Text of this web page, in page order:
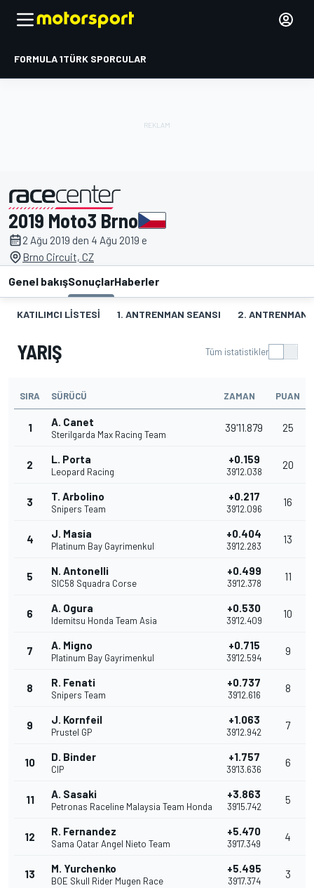
FORMULA 1TÜRK SPORCULAR
2019 Moto3 Brno
2 Ağu 2019 den 4 Ağu 2019 e
Brno Circuit, CZ
Genel bakışSonuçlarHaberler
KATILIMCI LISTESI 1. ANTRENMAN SEANSI 2. ANTRENMAN
YARIŞ Tüm istatistikler
SIRA SÜRÜCÜ ZAMAN PUAN
1 A. Canet
Sterilgarda Max Racing Team
39'11.879 25
2 L. Porta
Leopard Racing
+0.159
39'12.038
20
3 T. Arbolino
Snipers Team
+0.217
39'12.096
16
4 J. Masia
Platinum Bay Gayrimenkul
+0.404
39'12.283
13
5 N. Antonelli
SIC58 Squadra Corse
+0.499
39'12.378
11
6 A. Ogura
Idemitsu Honda Team Asia
+0.530
39'12.409
10
7 A. Migno
Platinum Bay Gayrimenkul
+0.715
39'12.594
9
8 R. Fenati
Snipers Team
+0.737
39'12.616
8
9 J. Kornfeil
Prustel GP
+1.063
39'12.942
7
10 D. Binder
CIP
+1.757
39'13.636
6
11 A. Sasaki
Petronas Raceline Malaysia Team Honda
+3.863
39'15.742
5
12 R. Fernandez
Sama Qatar Angel Nieto Team
+5.470
39'17.349
4
13 M. Yurchenko
BOE Skull Rider Mugen Race
+5.495
39'17.374
3